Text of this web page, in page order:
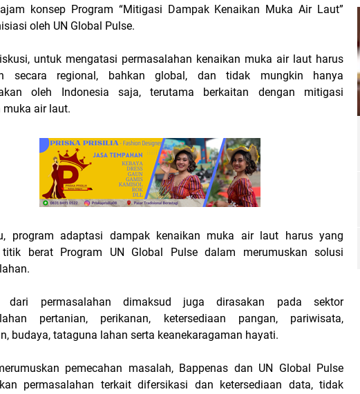
konsep Program “Mitigasi Dampak Kenaikan Muka Air Laut”
oleh UN Global Pulse.
untuk mengatasi permasalahan kenaikan muka air laut harus
secara regional, bahkan global, dan tidak mungkin hanya
oleh Indonesia saja, terutama berkaitan dengan mitigasi
muka air laut.
program adaptasi dampak kenaikan muka air laut harus yang
titik berat Program UN Global Pulse dalam merumuskan solusi
dari permasalahan dimaksud juga dirasakan pada sektor
pertanian, perikanan, ketersediaan pangan, pariwisata,
budaya, tataguna lahan serta keanekaragaman hayati.
pemecahan masalah, Bappenas dan UN Global Pulse
permasalahan terkait difersikasi dan ketersediaan data, tidak